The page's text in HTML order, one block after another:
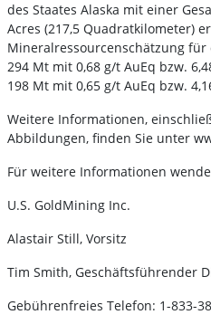
des Staates Alaska mit einer
Acres (217,5 Quadratkilometer)
Mineralressourcenschätzung
294 Mt mit 0,68 g/t AuEq bzw.
198 Mt mit 0,65 g/t AuEq bzw.
Weitere Informationen,
Abbildungen, finden Sie unter
Für weitere Informationen
U.S. GoldMining Inc.
Alastair Still, Vorsitz
Tim Smith, Geschäftsführender
Gebührenfreies Telefon: 1-833-